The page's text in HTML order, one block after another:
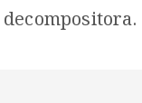
Nicole
decompositora.